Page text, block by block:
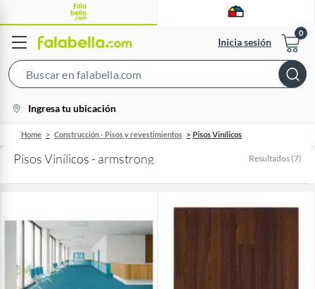
Inicia sesión
Bar
location-
icon
Ingresa tu ubicación
Home Construcción - Pisos y revestimientos Pisos Vinílicos
Pisos Vinílicos - armstrong Resultados (7)